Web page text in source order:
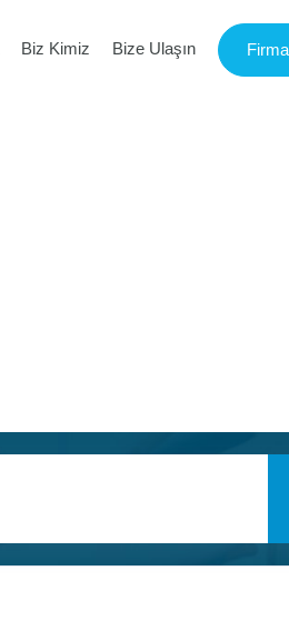
Biz Kimiz Bize Ulaşın